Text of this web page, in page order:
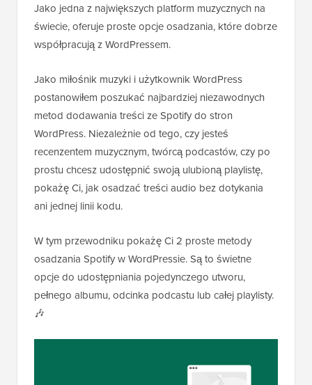
Jako jedna z największych platform muzycznych na
świecie, oferuje proste opcje osadzania, które dobrze
współpracują z WordPressem.
Jako miłośnik muzyki i użytkownik WordPress
postanowiłem poszukać najbardziej niezawodnych
metod dodawania treści ze Spotify do stron
WordPress. Niezależnie od tego, czy jesteś
recenzentem muzycznym, twórcą podcastów, czy po
prostu chcesz udostępnić swoją ulubioną playlistę,
pokażę Ci, jak osadzać treści audio bez dotykania
ani jednej linii kodu.
W tym przewodniku pokażę Ci 2 proste metody
osadzania Spotify w WordPressie. Są to świetne
opcje do udostępniania pojedynczego utworu,
pełnego albumu, odcinka podcastu lub całej playlisty.
🎶